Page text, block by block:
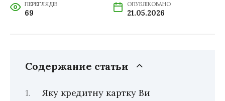
ПЕРЕГЛЯДІВ
69
ОПУБЛІКОВАНО
21.05.2026
Содержание статьи
Яку кредитну картку Ви